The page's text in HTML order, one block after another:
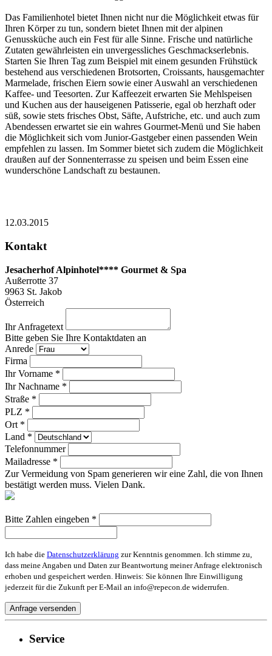
Das Familienhotel bietet Ihnen nicht nur die Möglichkeit etwas für
Ihren Körper zu tun, sondern bietet Ihnen mit der alpinen
Genussküche auch ein Fest für alle Sinne. Frische und natürliche
Zutaten gewährleisten ein unvergessliches Geschmackserlebnis.
Starten Sie Ihren Tag zum Beispiel mit einem gesunden Frühstück
bestehend aus verschiedenen Brotsorten, Croissants, hausgemachter
Marmelade, frischen Eiern sowie einer Auswahl an verschiedenen
Kaffee- und Teesorten. Zur Kaffeezeit erwarten Sie Mehlspeisen
und Kuchen aus der hauseigenen Patisserie, egal ob herzhaft oder
süß, sowie stets frisches Obst, Säfte, Aufstriche, etc. und auch zum
Abendessen erwartet sie ein wahres Gourmet-Menü und Sie haben
die Möglichkeit sich vom Junior-Gastgeber einen passenden Wein
empfehlen zu lassen. Im Sommer bietet sich zudem die Möglichkeit
draußen auf der Sonnenterrasse zu speisen und beim Essen eine
wunderschöne Landschaft zu bestaunen.
12.03.2015
Kontakt
Jesacherhof Alpinhotel**** Gourmet & Spa
Außerrotte 37
9963 St. Jakob
Österreich
Ihr Anfragetext
Bitte geben Sie Ihre Kontaktdaten an
Anrede
Firma
Ihr Vorname *
Ihr Nachname *
Straße *
PLZ *
Ort *
Land *
Telefonnummer
Mailadresse *
Zur Vermeidung von Spam generieren wir eine Zahl, die von Ihnen
bestätigt werden muss. Vielen Dank.
Bitte Zahlen eingeben *
Ich habe die Datenschutzerklärung zur Kenntnis genommen. Ich stimme zu,
dass meine Angaben und Daten zur Beantwortung meiner Anfrage elektronisch
erhoben und gespeichert werden. Hinweis: Sie können Ihre Einwilligung
jederzeit für die Zukunft per E-Mail an info@repecon.de widerrufen.
Service